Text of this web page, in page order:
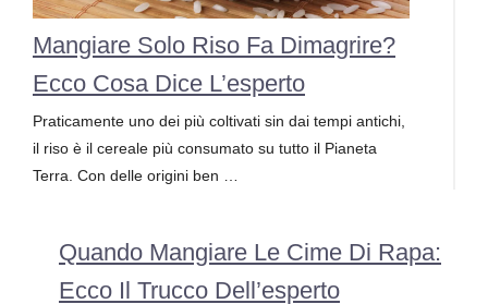
Mangiare Solo Riso Fa Dimagrire?
Ecco Cosa Dice L’esperto
Praticamente uno dei più coltivati sin dai tempi antichi,
il riso è il cereale più consumato su tutto il Pianeta
Terra. Con delle origini ben …
Quando Mangiare Le Cime Di Rapa:
Ecco Il Trucco Dell’esperto